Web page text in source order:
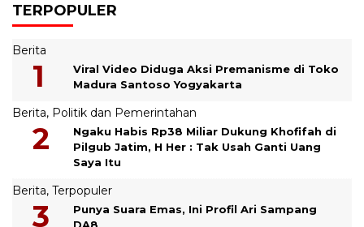
TERPOPULER
Berita
Viral Video Diduga Aksi Premanisme di Toko
Madura Santoso Yogyakarta
Berita, Politik dan Pemerintahan
Ngaku Habis Rp38 Miliar Dukung Khofifah di
Pilgub Jatim, H Her : Tak Usah Ganti Uang
Saya Itu
Berita, Terpopuler
Punya Suara Emas, Ini Profil Ari Sampang
DA8